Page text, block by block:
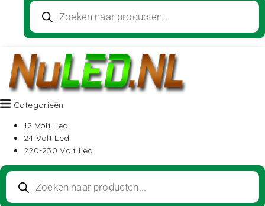
Categorieën
12 Volt Led
24 Volt Led
220-230 Volt Led